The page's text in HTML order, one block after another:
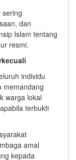
sering
dan
Islam tentang
resmi.
individu
memandang
warga lokal
terbukti
amal
kepada